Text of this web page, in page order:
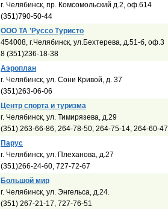
г. Челябинск, пр. Комсомольский д.2, оф.614
(351)790-50-44
ООО ТА 'Руссо Туристо
454008, г.Челябинск, ул.Бехтерева, д.51-б, оф.3
8 (351)236-18-38
Аэроплан
г. Челябинск, ул. Сони Кривой, д. 37
(351)263-06-06
Центр спорта и туризма
г. Челябинск, ул. Тимирязева, д.29
(351) 263-66-86, 264-78-50, 264-75-14, 264-60-47
Парус
г. Челябинск, ул. Плеханова, д.27
(351)266-24-60, 727-72-67
Большой мир
г. Челябинск, ул. Энгельса, д.24.
(351) 267-21-17, 727-76-51